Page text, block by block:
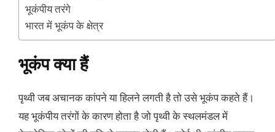
भूकंपीय तरंगे
भारत में भूकंप के क्षेत्र
भूकंप क्या हैं
पृथ्वी जब अचानक कांपने या हिलने लगती है तो उसे भूकंप कहते हैं।
यह भूकंपीय तरंगों के कारण होता है जो पृथ्वी के स्थलमंडल में